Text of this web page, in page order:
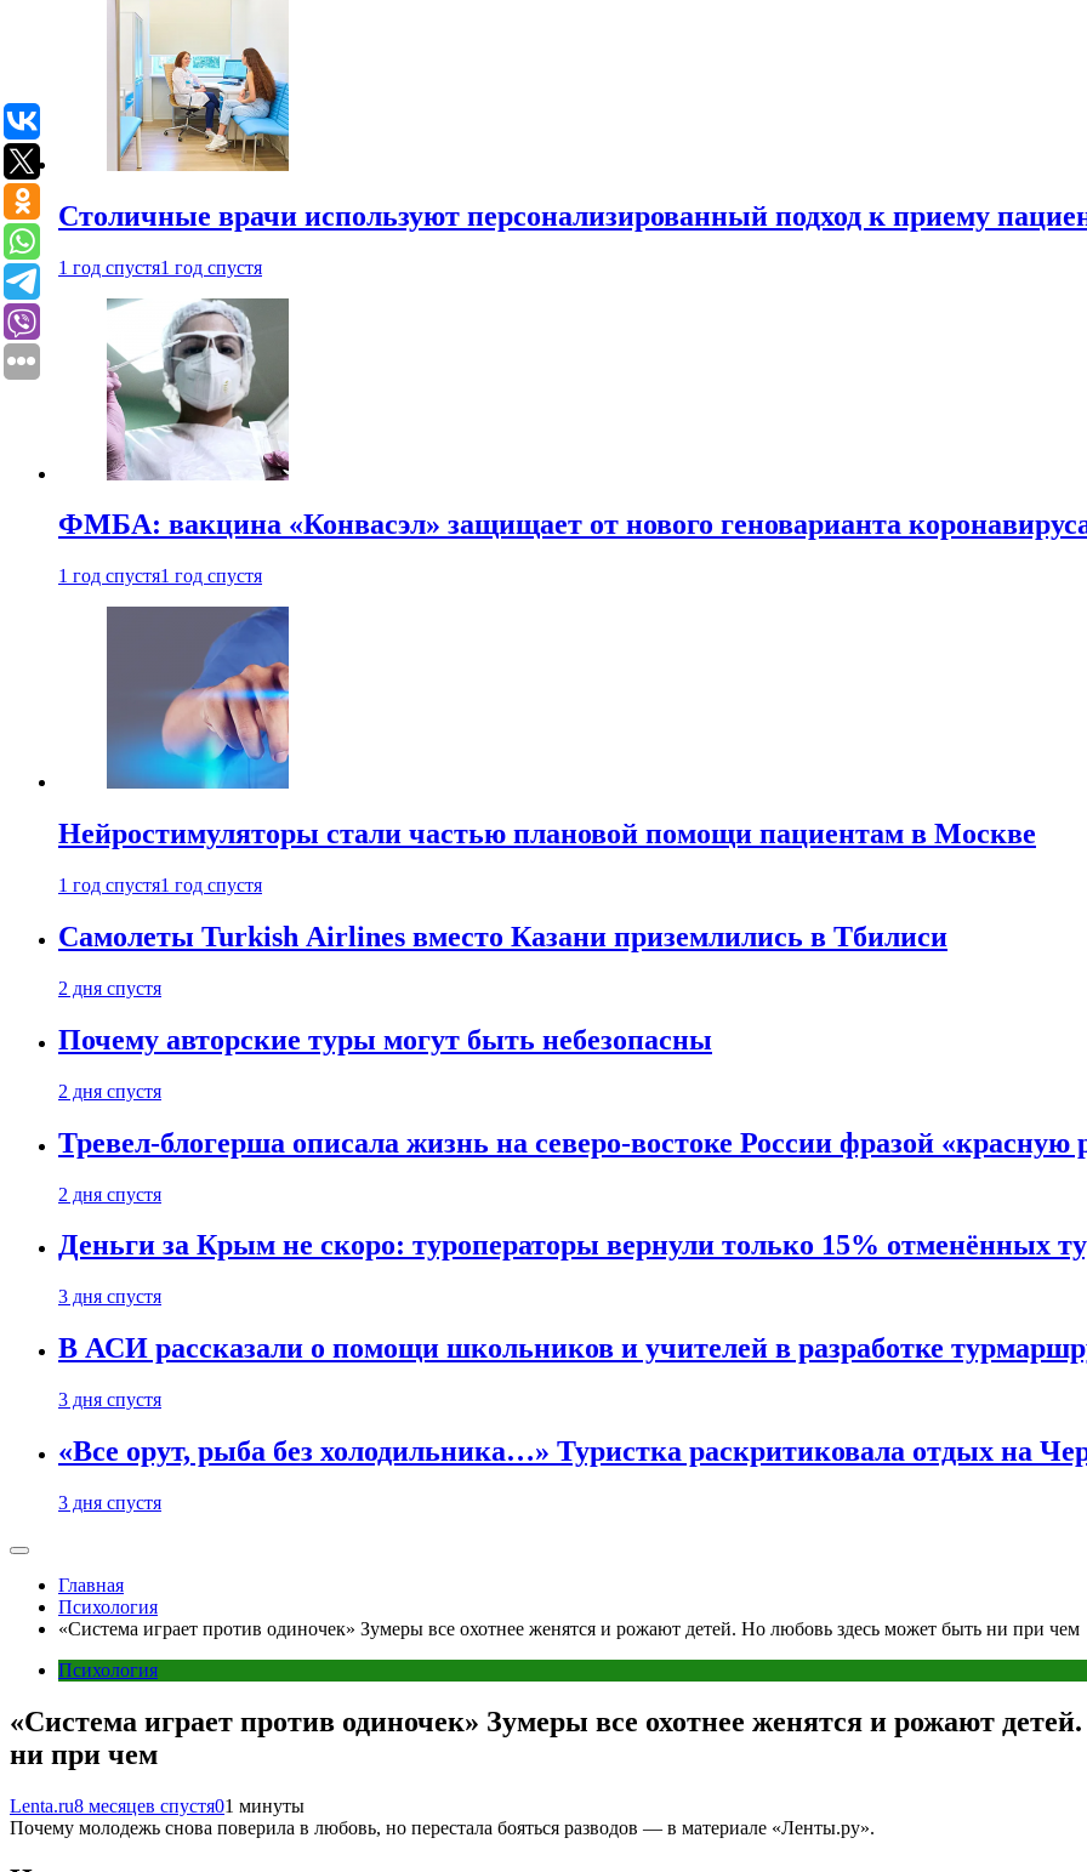
Столичные врачи используют персонализированный подход к приему
1 год спустя1 год спустя
ФМБА: вакцина «Конвасэл» защищает от нового геноварианта
1 год спустя1 год спустя
Нейростимуляторы стали частью плановой помощи пациентам в Москве
1 год спустя1 год спустя
Самолеты Turkish Airlines вместо Казани приземлились в Тбилиси
2 дня спустя
Почему авторские туры могут быть небезопасны
2 дня спустя
Тревел-блогерша описала жизнь на северо-востоке России фразой
2 дня спустя
Деньги за Крым не скоро: туроператоры вернули только 15% отменённых
3 дня спустя
В АСИ рассказали о помощи школьников и учителей в разработке
3 дня спустя
«Все орут, рыба без холодильника…» Туристка раскритиковала отдых на
3 дня спустя
Главная
Психология
«Система играет против одиночек» Зумеры все охотнее женятся и рожают детей. Но любовь здесь может быть ни при чем
Психология
«Система играет против одиночек» Зумеры все охотнее женятся и рожают
ни при чем
Lenta.ru8 месяцев спустя01 минуты
Почему молодежь снова поверила в любовь, но перестала бояться разводов — в материале «Ленты.ру».